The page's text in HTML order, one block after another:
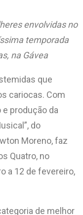
envolvidas no
temporada
na Gávea
que
cariocas. Com
produção da
do
Moreno, faz
Quatro, no
a 12 de fevereiro,
de melhor